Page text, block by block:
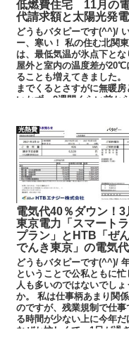
低燃費住宅 11月の
代請求額と太陽光発
どうもバタピーです(^^)/
ー、寒い！ 私の住む北関
は、最低気温が氷点下とな
屋外と室内の温度差が20℃
ることも増えてきました。
までくるとさすがに無暖房
いかず、2週間くらい前か
光熱費
電気代40％ダウン！3
東京電力「スマート
プラン」とHTB「ぜ
でんき東京」の電気
どうもバタピーです(^^)/
ということで公私ともに忙
人も多いのではないでしょ
か。 私は仕事柄あまり関
のですが、残業規制で仕事
る時間が少ない上に今年だ
なぜか忙しくて、1日が過